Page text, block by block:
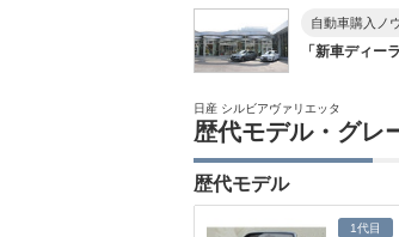
自動車購入ノ
「新車ディー
日産 シルビアヴァリエッタ
歴代モデル・グレ
歴代モデル
1代目